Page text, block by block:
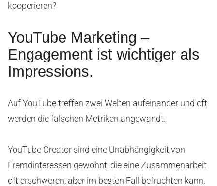
kooperieren?
YouTube Marketing –
Engagement ist wichtiger als
Impressions.
Auf YouTube treffen zwei Welten aufeinander und oft
werden die falschen Metriken angewandt.
YouTube Creator sind eine Unabhängigkeit von
Fremdinteressen gewohnt, die eine Zusammenarbeit
oft erschweren, aber im besten Fall befruchten kann.